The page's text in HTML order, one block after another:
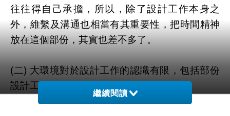
往往得自己承擔，所以，除了設計工作本身之
外，維繫及溝通也相當有其重要性，把時間精神
放在這個部份，其實也差不多了。
(二) 大環境對於設計工作的認識有限，包括部份
設計工作者在內︰
從最近的一支電視廣告，大概能夠看出個端倪，
繼續閱讀